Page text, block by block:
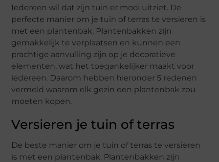
Iedereen wil dat zijn tuin er mooi uitziet. De
perfecte manier om je tuin of terras te versieren is
met een plantenbak. Plantenbakken zijn
gemakkelijk te verplaatsen en kunnen een
prachtige aanvulling zijn op je decoratieve
elementen, wat het toegankelijker maakt voor
iedereen. Daarom hebben hieronder 5 redenen
vermeld waarom elk gezin een plantenbak zou
moeten kopen.
Versieren je tuin of terras
De beste manier om je tuin of terras te versieren
is met een plantenbak. Plantenbakken zijn